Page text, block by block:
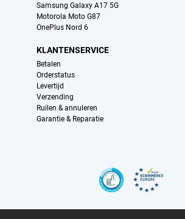
Samsung Galaxy A17 5G
Motorola Moto G87
OnePlus Nord 6
KLANTENSERVICE
Betalen
Orderstatus
Levertijd
Verzending
Ruilen & annuleren
Garantie & Reparatie